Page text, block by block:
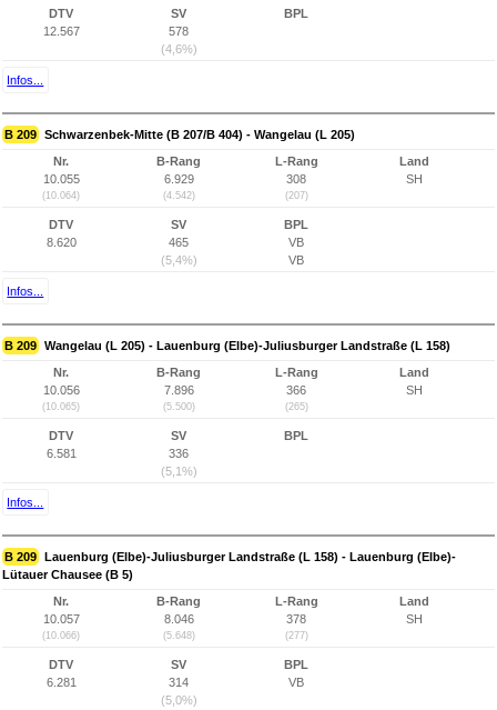
DTV
12.567
SV
578
(4,6%)
BPL
Infos...
B 209 Schwarzenbek-Mitte (B 207/B 404) - Wangelau (L 205)
Nr.
10.055
(10.064)
B-Rang
6.929
(4.542)
L-Rang
308
(207)
Land
SH
DTV
8.620
SV
465
(5,4%)
BPL
VB
VB
Infos...
B 209 Wangelau (L 205) - Lauenburg (Elbe)-Juliusburger Landstraße (L 158)
Nr.
10.056
(10.065)
B-Rang
7.896
(5.500)
L-Rang
366
(265)
Land
SH
DTV
6.581
SV
336
(5,1%)
BPL
Infos...
B 209 Lauenburg (Elbe)-Juliusburger Landstraße (L 158) - Lauenburg (Elbe)-
Lütauer Chausee (B 5)
Nr.
10.057
(10.066)
B-Rang
8.046
(5.648)
L-Rang
378
(277)
Land
SH
DTV
6.281
SV
314
(5,0%)
BPL
VB